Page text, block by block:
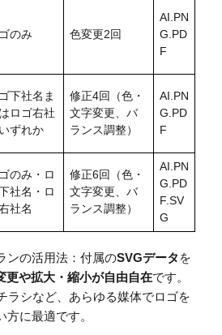
のみ 色変更2回
AI.PN
G.PD
F
下社名ま
ロゴ右社
ずれか
修正4回（色・
文字変更、バ
ランス調整）
AI.PN
G.PD
F
のみ・ロ
社名・ロ
社名
修正6回（色・
文字変更、バ
ランス調整）
AI.PN
G.PD
F.SV
G
ンの活用法：付属のSVGデータ を
更や拡大・縮小が自由自在です。
ラシなど、あらゆる媒体でロゴを
に最適です。